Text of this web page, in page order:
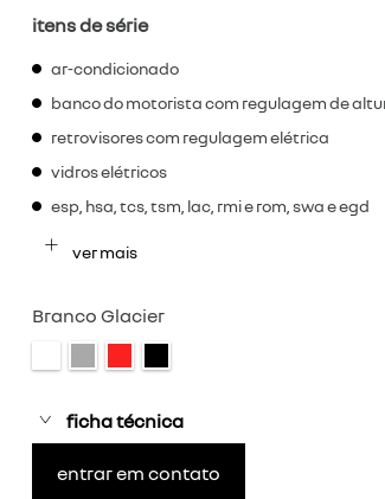
itens de série
ar-condicionado
banco do motorista com regulagem de
retrovisores com regulagem elétrica
vidros elétricos
esp, hsa, tcs, tsm, lac, rmi e rom, swa e egd
ver mais
Branco Glacier
ficha técnica
entrar em contato